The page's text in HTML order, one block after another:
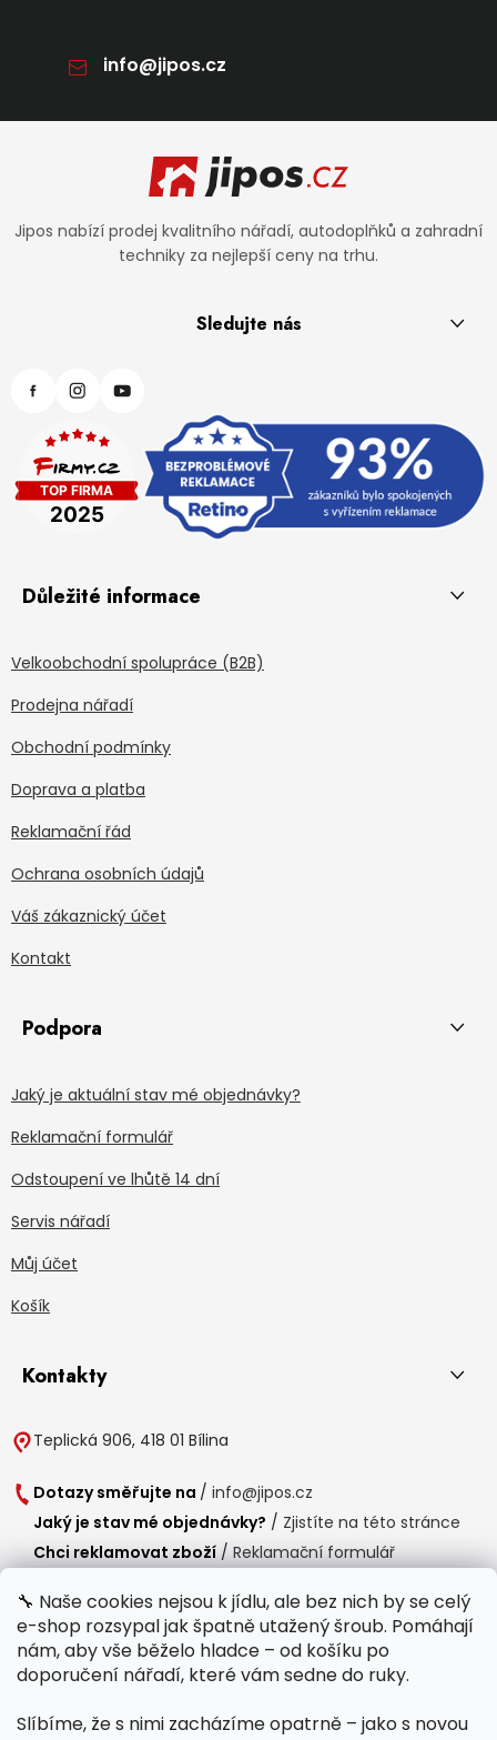
🔧 Naše cookies nejsou k jídlu, ale bez nich by se celý
e-shop rozsypal jak špatně utažený šroub. Pomáhají
nám, aby vše běželo hladce – od košíku po
doporučení nářadí, které vám sedne do ruky.
Slíbíme, že s nimi zacházíme opatrně – jako s novou
info@jipos.cz
Zápatí
Jipos nabízí prodej kvalitního nářadí, autodoplňků a zahradní
techniky za nejlepší ceny na trhu.
Sledujte nás
Důležité informace
Velkoobchodní spolupráce (B2B)
Prodejna nářadí
Obchodní podmínky
Doprava a platba
Reklamační řád
Ochrana osobních údajů
Váš zákaznický účet
Kontakt
Podpora
Jaký je aktuální stav mé objednávky?
Reklamační formulář
Odstoupení ve lhůtě 14 dní
Servis nářadí
Můj účet
Košík
Kontakty
Teplická 906, 418 01 Bílina
Dotazy směřujte na / info@jipos.cz
Jaký je stav mé objednávky? / Zjistíte na této stránce
Chci reklamovat zboží / Reklamační formulář
Provozní doba
Po-Čt / 8:00 - 15:00
Polední přestávka /11:00 - 11:30